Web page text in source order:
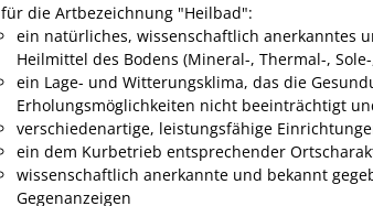
für die Artbezeichnung "Heilbad":
ein natürliches, wissenschaftlich anerkanntes
Heilmittel des Bodens (Mineral-, Thermal-,
ein Lage- und Witterungsklima, das die
Erholungsmöglichkeiten nicht beeinträchtigt
verschiedenartige, leistungsfähige
ein dem Kurbetrieb entsprechender
wissenschaftlich anerkannte und bekannt
Gegenanzeigen